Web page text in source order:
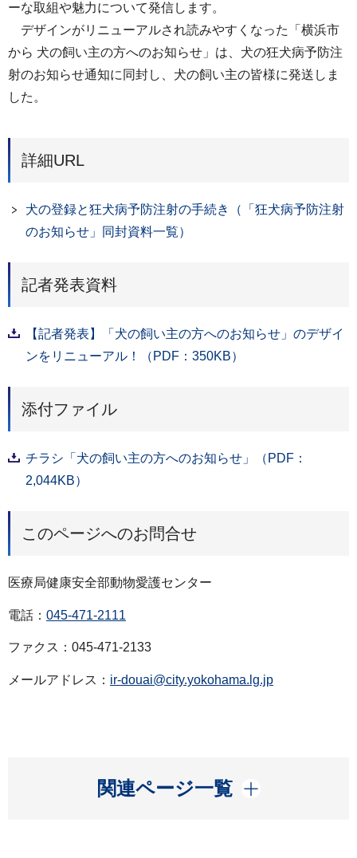
ーな取組や魅力について発信します。
デザインがリニューアルされ読みやすくなった「横浜市
から 犬の飼い主の方へのお知らせ」は、犬の狂犬病予防注
射のお知らせ通知に同封し、犬の飼い主の皆様に発送しま
した。
詳細URL
犬の登録と狂犬病予防注射の手続き（「狂犬病予防注射
のお知らせ」同封資料一覧）
記者発表資料
【記者発表】「犬の飼い主の方へのお知らせ」のデザイ
ンをリニューアル！（PDF：350KB）
添付ファイル
チラシ「犬の飼い主の方へのお知らせ」（PDF：
2,044KB）
このページへのお問合せ
医療局健康安全部動物愛護センター
電話： 045-471-2111
ファクス：045-471-2133
メールアドレス： ir-douai@city.yokohama.lg.jp
関連ページ一覧
開く